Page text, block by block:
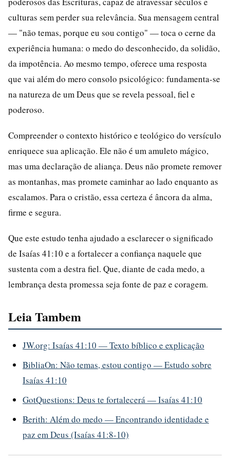
culturas sem perder sua relevância. Sua mensagem central
— "não temas, porque eu sou contigo" — toca o cerne da
experiência humana: o medo do desconhecido, da solidão,
da impotência. Ao mesmo tempo, oferece uma resposta
que vai além do mero consolo psicológico: fundamenta-se
na natureza de um Deus que se revela pessoal, fiel e
poderoso.
Compreender o contexto histórico e teológico do versículo
enriquece sua aplicação. Ele não é um amuleto mágico,
mas uma declaração de aliança. Deus não promete remover
as montanhas, mas promete caminhar ao lado enquanto as
escalamos. Para o cristão, essa certeza é âncora da alma,
firme e segura.
Que este estudo tenha ajudado a esclarecer o significado
de Isaías 41:10 e a fortalecer a confiança naquele que
sustenta com a destra fiel. Que, diante de cada medo, a
lembrança desta promessa seja fonte de paz e coragem.
Leia Tambem
JW.org: Isaías 41:10 — Texto bíblico e explicação
BibliaOn: Não temas, estou contigo — Estudo sobre
Isaías 41:10
GotQuestions: Deus te fortalecerá — Isaías 41:10
Berith: Além do medo — Encontrando identidade e
paz em Deus (Isaías 41:8-10)